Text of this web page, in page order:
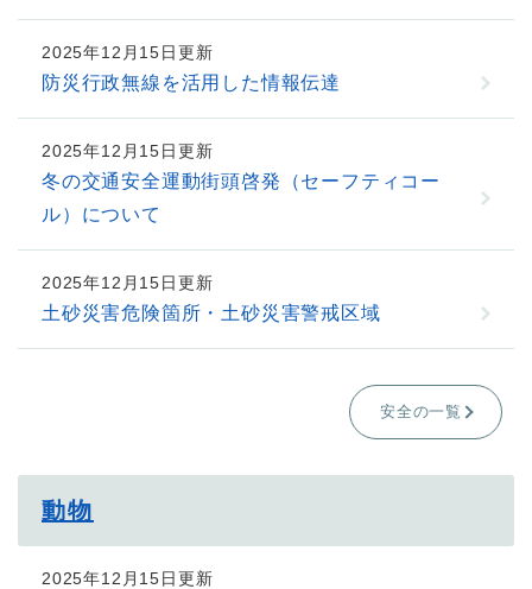
2025年12月15日更新
防災行政無線を活用した情報伝達
2025年12月15日更新
冬の交通安全運動街頭啓発（セーフティコー
ル）について
2025年12月15日更新
土砂災害危険箇所・土砂災害警戒区域
安全の一覧
動物
2025年12月15日更新